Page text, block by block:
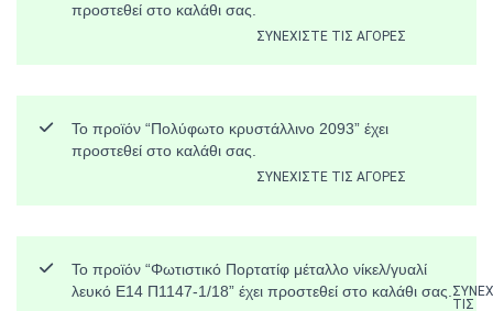
προστεθεί στο καλάθι σας.
ΣΥΝΕΧΊΣΤΕ ΤΙΣ ΑΓΟΡΈΣ
Το προϊόν “Πολύφωτο κρυστάλλινο 2093” έχει
προστεθεί στο καλάθι σας.
ΣΥΝΕΧΊΣΤΕ ΤΙΣ ΑΓΟΡΈΣ
Το προϊόν “Φωτιστικό Πορτατίφ μέταλλο νίκελ/γυαλί
λευκό Ε14 Π1147-1/18” έχει προστεθεί στο καλάθι σας.
ΤΙΣ